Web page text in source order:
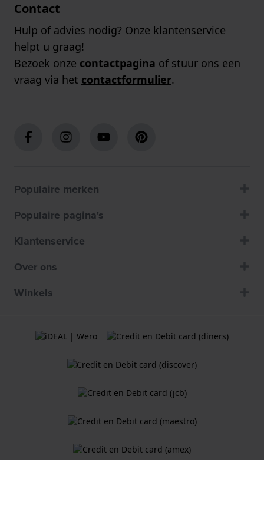
Contact
Hulp of advies nodig? Onze klantenservice
helpt u graag!
Bezoek onze contactpagina of stuur ons een
vraag via het contactformulier.
Populaire merken
Populaire pagina's
Klantenservice
Over ons
Winkels